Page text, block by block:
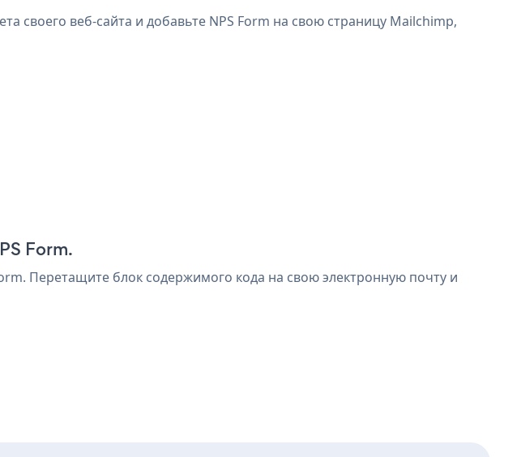
своего веб-сайта и добавьте NPS Form на свою страницу Mailchimp,
Form.
Перетащите блок содержимого кода на свою электронную почту и